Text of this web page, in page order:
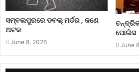
ସମ୍ବଲପୁରରେ ଡବଲ୍ ମର୍ଡର , ଜଣେ
ଅଟକ
June 8, 2026
ପୋଲିସ
June